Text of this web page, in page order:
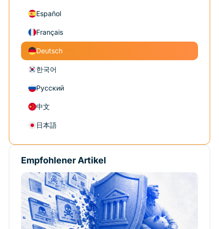
Español
Français
Deutsch
한국어
Русский
中文
日本語
Empfohlener Artikel